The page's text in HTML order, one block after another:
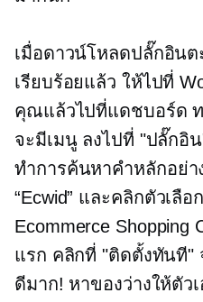
เมื่อดาวน์โหลดปลั๊กอิน
เรียบร้อยแล้ว ให้ไปที่
คุณแล้วไปที่แดชบอร์ด
จะมีเมนู ลงไปที่ "ปลั๊กอิ
ทำการค้นหาคำหลักอย่า
“Ecwid” และคลิกตัวเลือ
Ecommerce Shopping
แรก คลิกที่ "ติดตั้งทันที"
ดีมาก! หาของว่างให้ตัว